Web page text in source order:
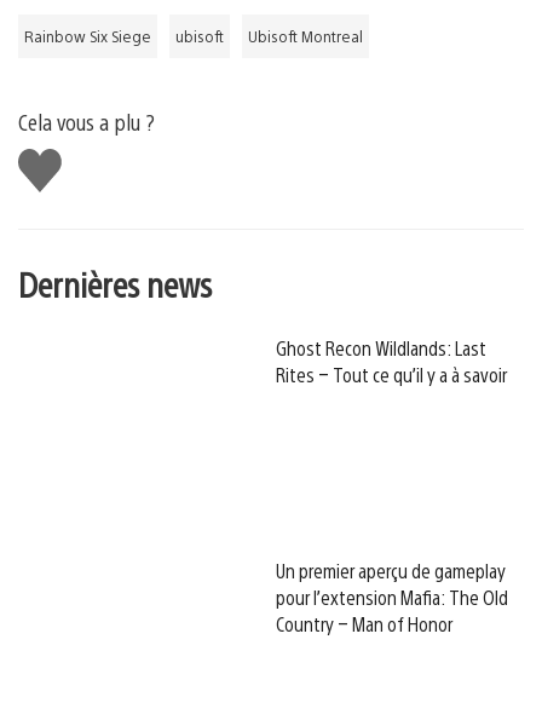
Rainbow Six Siege ubisoft Ubisoft Montreal
Cela vous a plu ?
J'aime
Dernières news
Ghost Recon Wildlands: Last
Rites – Tout ce qu’il y a à savoir
Un premier aperçu de gameplay
pour l’extension Mafia: The Old
Country – Man of Honor